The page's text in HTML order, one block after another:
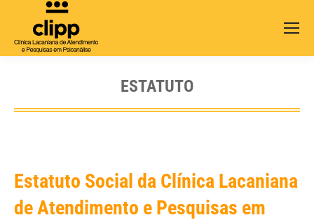
ESTATUTO
Estatuto Social da Clínica Lacaniana
de Atendimento e Pesquisas em